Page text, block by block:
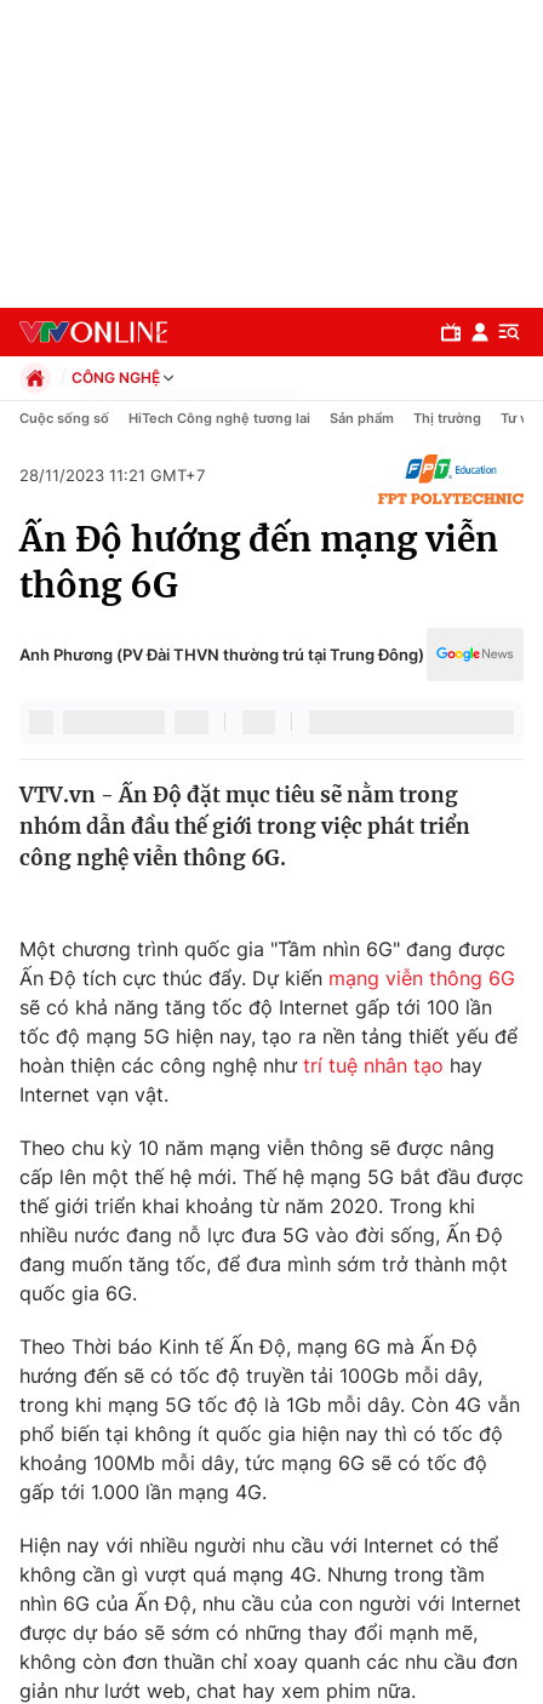
Chính trị
Thế giới
Câu chuyện quốc tế
Tài chính
Thị trường
Góc doanh nghiệp
Dữ liệu và đời sống
Truyền hình
Phim VTV
Hậu trường
Nhân vật
Khán giả
Giải sao mai
Điện ảnh
Âm nhạc
Sao
Đời sống
Du lịch
Làm đẹp
Giáo dục
Tuyển sinh
Học trực tuyến
Hitech Công nghệ tương lai
Sản phẩm
Thị trường
Giao lưu trực tuyến
Lịch phát sóng
Chuyên mục khác
Emagazine Podcast
Photo Infographic
CÔNG NGHỆ
Chính trị
Pháp luật
Thể thao
Truyền hình
Văn hóa - Giải trí
Đời sống
Cuộc sống số HiTech Công nghệ tương lai Sản phẩm Thị trường Tư vấn
28/11/2023 11:21 GMT+7
Ấn Độ hướng đến mạng viễn
thông 6G
Anh Phương (PV Đài THVN thường trú tại Trung Đông)
VTV.vn - Ấn Độ đặt mục tiêu sẽ nằm trong
nhóm dẫn đầu thế giới trong việc phát triển
công nghệ viễn thông 6G.
Một chương trình quốc gia "Tầm nhìn 6G" đang được
Ấn Độ tích cực thúc đẩy. Dự kiến mạng viễn thông 6G
sẽ có khả năng tăng tốc độ Internet gấp tới 100 lần
tốc độ mạng 5G hiện nay, tạo ra nền tảng thiết yếu để
hoàn thiện các công nghệ như trí tuệ nhân tạo hay
Internet vạn vật.
Theo chu kỳ 10 năm mạng viễn thông sẽ được nâng
cấp lên một thế hệ mới. Thế hệ mạng 5G bắt đầu được
thế giới triển khai khoảng từ năm 2020. Trong khi
nhiều nước đang nỗ lực đưa 5G vào đời sống, Ấn Độ
đang muốn tăng tốc, để đưa mình sớm trở thành một
quốc gia 6G.
Theo Thời báo Kinh tế Ấn Độ, mạng 6G mà Ấn Độ
hướng đến sẽ có tốc độ truyền tải 100Gb mỗi dây,
trong khi mạng 5G tốc độ là 1Gb mỗi dây. Còn 4G vẫn
phổ biến tại không ít quốc gia hiện nay thì có tốc độ
khoảng 100Mb mỗi dây, tức mạng 6G sẽ có tốc độ
gấp tới 1.000 lần mạng 4G.
Hiện nay với nhiều người nhu cầu với Internet có thể
không cần gì vượt quá mạng 4G. Nhưng trong tầm
nhìn 6G của Ấn Độ, nhu cầu của con người với Internet
được dự báo sẽ sớm có những thay đổi mạnh mẽ,
không còn đơn thuần chỉ xoay quanh các nhu cầu đơn
giản như lướt web, chat hay xem phim nữa.